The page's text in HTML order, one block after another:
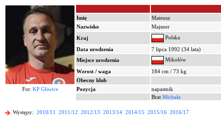
Imię
Mateusz
Nazwisko
Majsner
Kraj
Polska
Data urodzenia
7 lipca 1992 (34 lata)
Miejsce urodzenia
Mikołów
Wzrost / waga
184 cm / 73 kg
Obecny klub
Fot: KP Gliwice Pozycja
napastnik
Brat Michała
Występy: 2010/11 2011/12 2012/13 2013/14 2014/15 2015/16 2016/17